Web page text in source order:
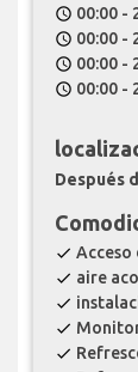
schedule 00:00 -
schedule 00:00 -
schedule 00:00 -
schedule 00:00 -
Después
check Acceso
check aire
check
check
check